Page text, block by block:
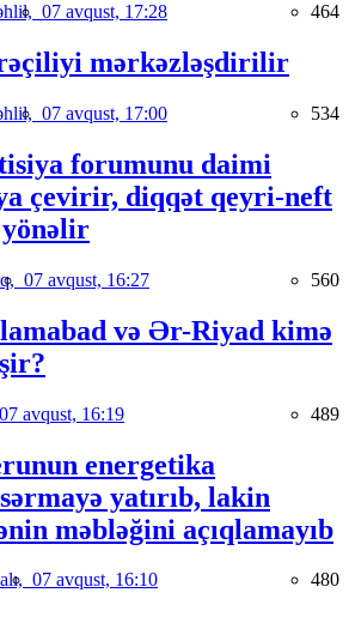
07 avqust, 17:28 464
mərkəzləşdirilir
07 avqust, 17:00 534
forumunu daimi
çevirir, diqqət qeyri-neft
07 avqust, 16:27 560
və Ər-Riyad kimə
07 avqust, 16:19 489
energetika
yatırıb, lakin
məbləğini açıqlamayıb
07 avqust, 16:10 480